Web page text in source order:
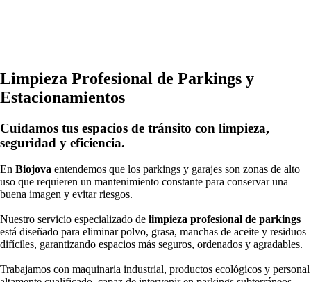
Limpieza Profesional de Parkings y
Estacionamientos
Cuidamos tus espacios de tránsito con limpieza,
seguridad y eficiencia.
En Biojova entendemos que los parkings y garajes son zonas de alto
uso que requieren un mantenimiento constante para conservar una
buena imagen y evitar riesgos.
Nuestro servicio especializado de limpieza profesional de parkings
está diseñado para eliminar polvo, grasa, manchas de aceite y residuos
difíciles, garantizando espacios más seguros, ordenados y agradables.
Trabajamos con maquinaria industrial, productos ecológicos y personal